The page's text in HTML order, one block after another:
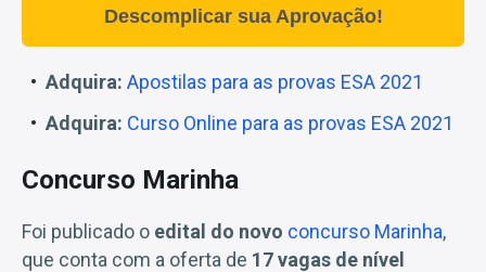
Descomplicar sua Aprovação!
Adquira: Apostilas para as provas ESA 2021
Adquira: Curso Online para as provas ESA 2021
Concurso Marinha
Foi publicado o edital do novo concurso Marinha,
que conta com a oferta de 17 vagas de nível